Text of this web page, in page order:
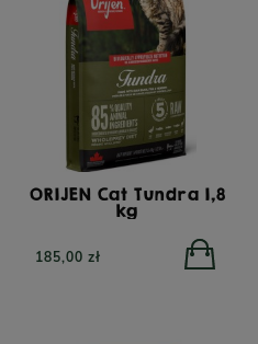
ORIJEN Cat Tundra 1,8
kg
185,00 zł